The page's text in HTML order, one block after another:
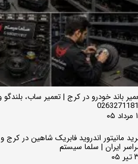
باند خودرو در کرج | تعمیر ساب،
مانیتور اندروید فابریک شاهین در
ایران | سلما سیستم